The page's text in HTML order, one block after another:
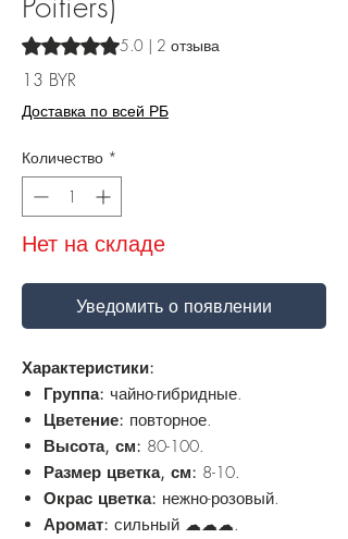
Оценка 5.0 из пяти звезд на основе 2
5.0 | 2 отзыва
13 BYR
Доставка по всей РБ
Количество *
Нет на складе
Уведомить о появлении
Характеристики:
Группа: чайно-гибридные.
Цветение: повторное.
Высота, см: 80-100.
Размер цветка, см: 8-10.
Окрас цветка: нежно-розовый.
Аромат: сильный ☁☁☁.